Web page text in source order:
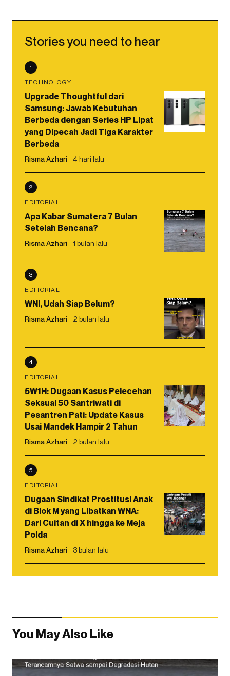
Stories you need to hear
1
TECHNOLOGY
Upgrade Thoughtful dari
Samsung: Jawab Kebutuhan
Berbeda dengan Series HP Lipat
yang Dipecah Jadi Tiga Karakter
Berbeda
Risma Azhari 4 hari lalu
2
EDITORIAL
Apa Kabar Sumatera 7 Bulan
Setelah Bencana?
Risma Azhari 1 bulan lalu
3
EDITORIAL
WNI, Udah Siap Belum?
Risma Azhari 2 bulan lalu
4
EDITORIAL
5W1H: Dugaan Kasus Pelecehan
Seksual 50 Santriwati di
Pesantren Pati: Update Kasus
Usai Mandek Hampir 2 Tahun
Risma Azhari 2 bulan lalu
5
EDITORIAL
Dugaan Sindikat Prostitusi Anak
di Blok M yang Libatkan WNA:
Dari Cuitan di X hingga ke Meja
Polda
Risma Azhari 3 bulan lalu
You May Also Like